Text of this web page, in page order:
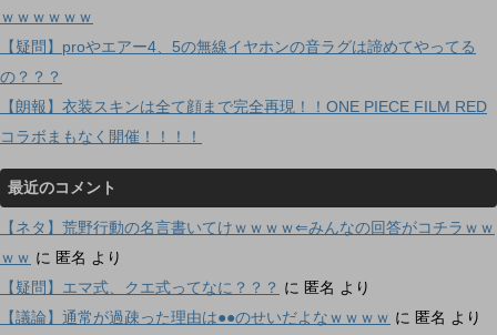
ｗｗｗｗｗｗ
【疑問】proやエアー4、5の無線イヤホンの音ラグは諦めてやってる
の？？？
【朗報】衣装スキンは全て顔まで完全再現！！ONE PIECE FILM RED
コラボまもなく開催！！！！
最近のコメント
【ネタ】荒野行動の名言書いてけｗｗｗｗ⇐みんなの回答がコチラｗｗ
ｗｗ に 匿名 より
【疑問】エマ式、クエ式ってなに？？？ に 匿名 より
【議論】通常が過疎った理由は●●のせいだよなｗｗｗｗ に 匿名 より